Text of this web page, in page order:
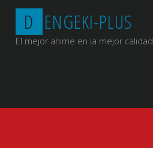
Saltar
contenido
D ENGEKI-PLUS
El mejor anime en la mejor calidad